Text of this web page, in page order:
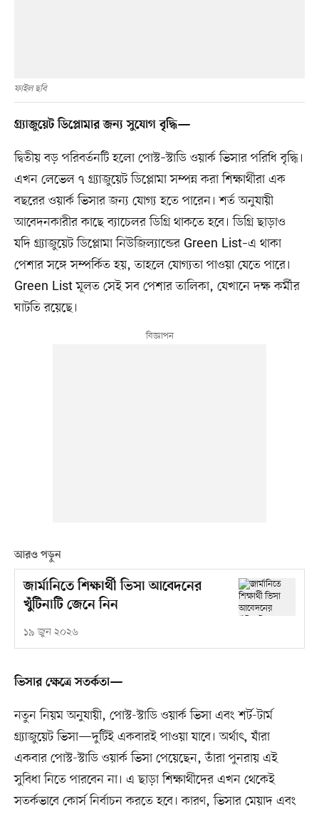
ফাইল ছবি
গ্র্যাজুয়েট ডিপ্লোমার জন্য সুযোগ বৃদ্ধি—
দ্বিতীয় বড় পরিবর্তনটি হলো পোস্ট–স্টাডি ওয়ার্ক ভিসার পরিধি বৃদ্ধি।
এখন লেভেল ৭ গ্র্যাজুয়েট ডিপ্লোমা সম্পন্ন করা শিক্ষার্থীরা এক
বছরের ওয়ার্ক ভিসার জন্য যোগ্য হতে পারেন। শর্ত অনুযায়ী
আবেদনকারীর কাছে ব্যাচেলর ডিগ্রি থাকতে হবে। ডিগ্রি ছাড়াও
যদি গ্র্যাজুয়েট ডিপ্লোমা নিউজিল্যান্ডের Green List–এ থাকা
পেশার সঙ্গে সম্পর্কিত হয়, তাহলে যোগ্যতা পাওয়া যেতে পারে।
Green List মূলত সেই সব পেশার তালিকা, যেখানে দক্ষ কর্মীর
ঘাটতি রয়েছে।
আরও পড়ুন
জার্মানিতে শিক্ষার্থী ভিসা আবেদনের
খুঁটিনাটি জেনে নিন
১৯ জুন ২০২৬
ভিসার ক্ষেত্রে সতর্কতা—
নতুন নিয়ম অনুযায়ী, পোস্ট-স্টাডি ওয়ার্ক ভিসা এবং শর্ট-টার্ম
গ্র্যাজুয়েট ভিসা—দুটিই একবারই পাওয়া যাবে। অর্থাৎ, যাঁরা
একবার পোস্ট-স্টাডি ওয়ার্ক ভিসা পেয়েছেন, তাঁরা পুনরায় এই
সুবিধা নিতে পারবেন না। এ ছাড়া শিক্ষার্থীদের এখন থেকেই
সতর্কভাবে কোর্স নির্বাচন করতে হবে। কারণ, ভিসার মেয়াদ এবং